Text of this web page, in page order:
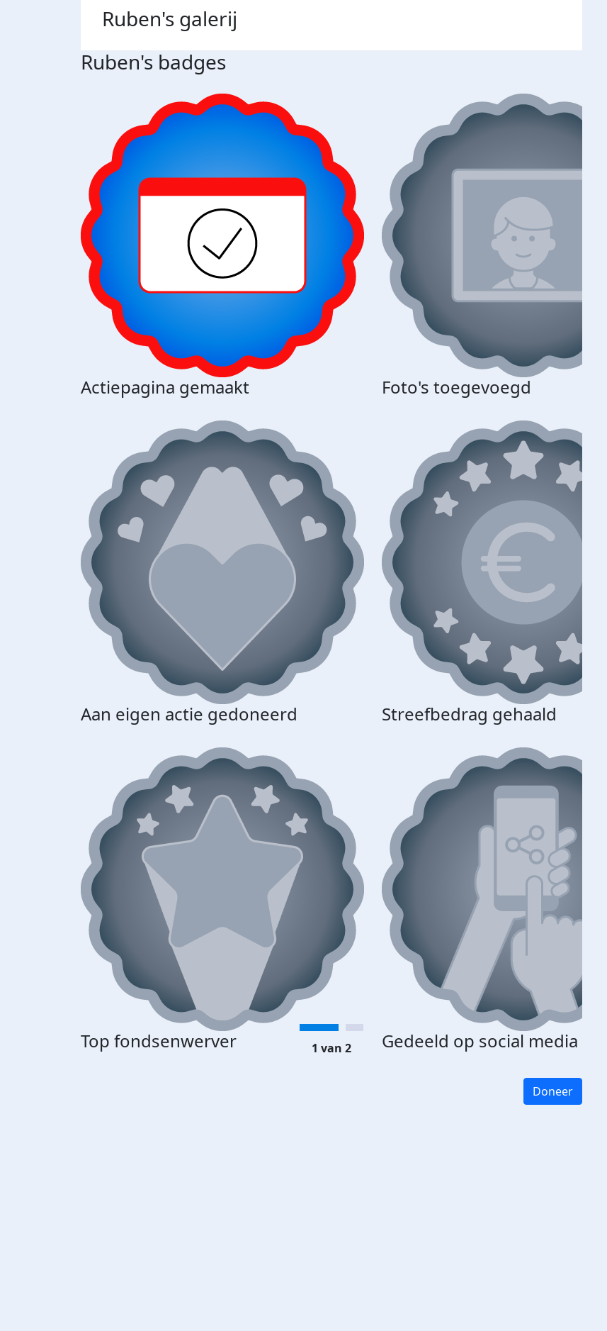
Ruben's galerij
Ruben's badges
Actiepagina gemaakt Foto's toegevoegd
Aan eigen actie gedoneerd Streefbedrag gehaald
Top fondsenwerver Gedeeld op social media
1 van 2
Doneer